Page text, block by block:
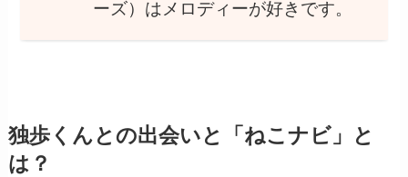
ーズ）はメロディーが好きです。
独歩くんとの出会いと「ねこナビ」と
は？